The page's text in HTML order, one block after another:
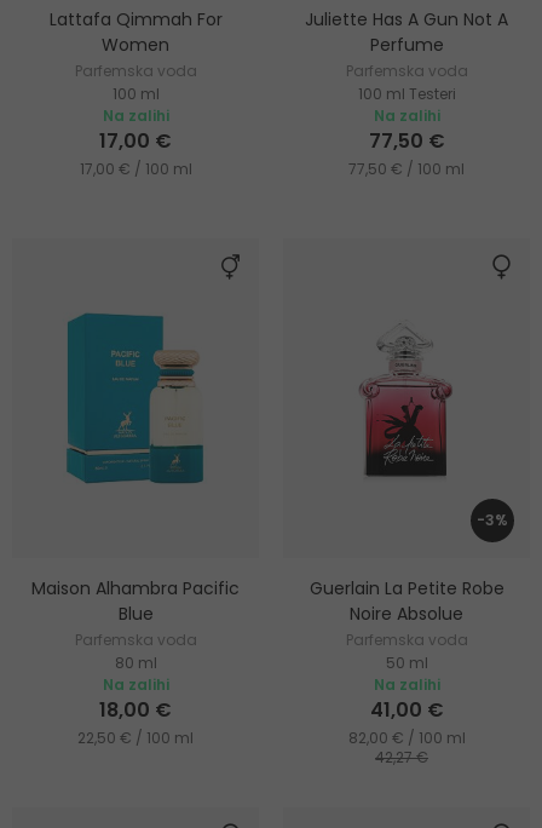
Lattafa Qimmah For
Women
Parfemska voda
100 ml
Na zalihi
17,00 €
17,00 € / 100 ml
Juliette Has A Gun Not A
Perfume
Parfemska voda
100 ml Testeri
Na zalihi
77,50 €
77,50 € / 100 ml
Maison Alhambra Pacific
Blue
Parfemska voda
80 ml
Na zalihi
18,00 €
22,50 € / 100 ml
-3%
Guerlain La Petite Robe
Noire Absolue
Parfemska voda
50 ml
Na zalihi
41,00 €
82,00 € / 100 ml
42,27 €